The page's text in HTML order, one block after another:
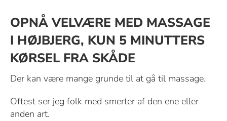
OPNÅ VELVÆRE MED MASSAGE
I HØJBJERG, KUN 5 MINUTTERS
KØRSEL FRA SKÅDE
Der kan være mange grunde til at gå til massage.
Oftest ser jeg folk med smerter af den ene eller
anden art.